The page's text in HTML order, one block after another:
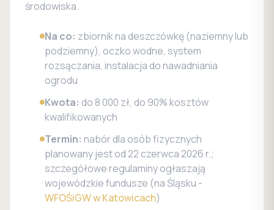
środowiska.
Na co: zbiornik na deszczówkę (naziemny lub
podziemny), oczko wodne, system
rozsączania, instalacja do nawadniania
ogrodu
Kwota: do 8 000 zł, do 90% kosztów
kwalifikowanych
Termin: nabór dla osób fizycznych
planowany jest od 22 czerwca 2026 r.;
szczegółowe regulaminy ogłaszają
wojewódzkie fundusze (na Śląsku -
WFOŚiGW w Katowicach)